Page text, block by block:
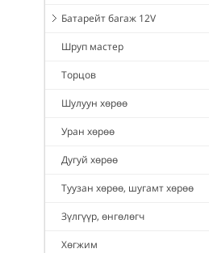
Батарейт багаж 12V
Шруп мастер
Торцов
Шулуун хөрөө
Уран хөрөө
Дугуй хөрөө
Туузан хөрөө, шугамт хөрөө
Зүлгүүр, өнгөлөгч
Хөгжим